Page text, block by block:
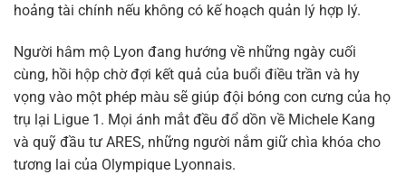
hoảng tài chính nếu không có kế hoạch quản lý hợp lý.
Người hâm mộ Lyon đang hướng về những ngày cuối
cùng, hồi hộp chờ đợi kết quả của buổi điều trần và hy
vọng vào một phép màu sẽ giúp đội bóng con cưng của họ
trụ lại Ligue 1. Mọi ánh mắt đều đổ dồn về Michele Kang
và quỹ đầu tư ARES, những người nắm giữ chìa khóa cho
tương lai của Olympique Lyonnais.